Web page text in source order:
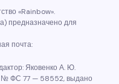
«Rainbow».
предназначено для
почта:
Яковенко А. Ю.
№ ФС 77 — 58552, выдано